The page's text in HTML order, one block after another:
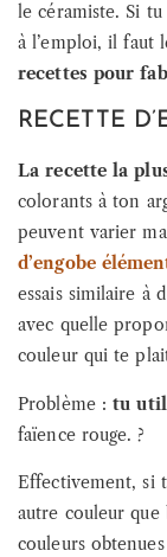
le céramiste. Si
à l’emploi, il faut
recettes pour
RECETTE
La recette la
colorants à ton
peuvent varier
d’engobe
essais similaire à
avec quelle
couleur qui te
Problème : tu
faïence rouge. ?
Effectivement, si
autre couleur que
couleurs